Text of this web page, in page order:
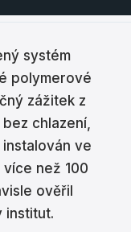
systém
polymerové
zážitek z
chlazení,
ve
než 100
ověřil
institut.